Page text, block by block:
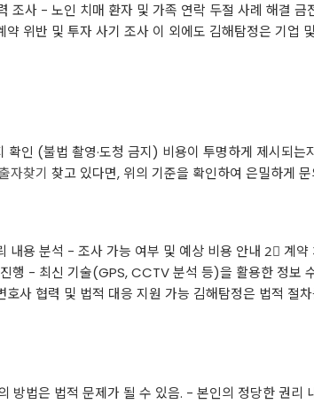
조사 - 노인 치매 환자 및 가족 연락 두절 사례 해결
위반 및 투자 사기 조사 이 외에도 김해탐정은 기업
인 (불법 촬영·도청 금지) 비용이 투명하게 제시되는
자찾기 찾고 있다면, 위의 기준을 확인하여 은밀하게
내용 분석 - 조사 가능 여부 및 예상 비용 안내 2⃣ 계
행 - 최신 기술(GPS, CCTV 분석 등)을 활용한 정보
사 협력 및 법적 대응 지원 가능 김해탐정은 법적 절
방법은 법적 문제가 될 수 있음. - 본인의 정당한 권리